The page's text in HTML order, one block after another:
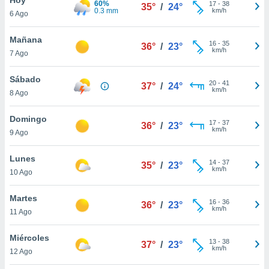
y
en
más
de
6 Ago
60%
0.3 mm
35° / 24° 17- 38
km/h
Mañana
7 Ago
36° / 23° 16- 35
km/h
Sábado
8 Ago
37° / 24° 20- 41
km/h
Domingo
9 Ago
36° / 23° 17- 37
km/h
Lunes
10 Ago
35° / 23° 14- 37
km/h
Martes
11 Ago
36° / 23° 16- 36
km/h
Miércoles
12 Ago
37° / 23° 13- 38
km/h